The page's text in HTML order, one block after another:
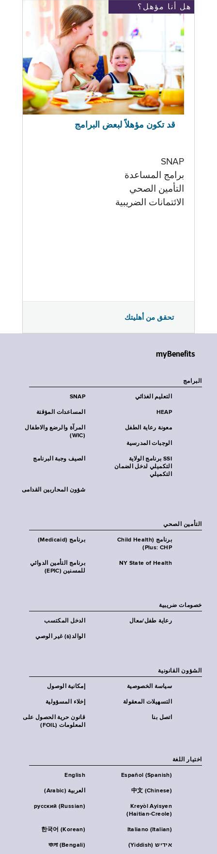
هل أنا مؤهل؟
قد تكون مؤهلاً لبعض البرامج
SNAP
برامج المساعدة
التأمين الصحي
الائتمانات الضريبية
تحقق من أهليتك
myBenefits
البرامج
SNAP التعليم الغذائي
المساعدات المؤقتة HEAP
المرآة والرضع والاطفال
(WIC)
معونة رعاية الطفل
الوجبات المدرسية
الصيف وجبة البرنامج
SSI برنامج الولاية
التكميلي لدخل الضمان
التكميلي
شؤون المحاربين القدامى
التأمين الصحي
برنامج (Medicaid)
برنامج (Child Health
Plus: CHP)
برنامج التأمين الدوائي
للمسنين (EPIC)
NY State of Health
خصومات ضريبية
الدخل المكتسب رعاية طفل/معال
الوالد(ة) غير الوصي
الشؤون القانونية
إمكانية الوصول سياسة الخصوصية
إخلاء المسؤولية التسهيلات المعقولة
قانون حرية الحصول على
المعلومات (FOIL)
اتصل بنا
اختيار اللغة
English Español (Spanish)
العربية (Arabic) 中文 (Chinese)
русский (Russian)
Kreyòl Ayisyen
(Haitian-Creole)
한국어 (Korean) Italiano (Italian)
বাংলা (Bengali) אידיש (Yiddish)